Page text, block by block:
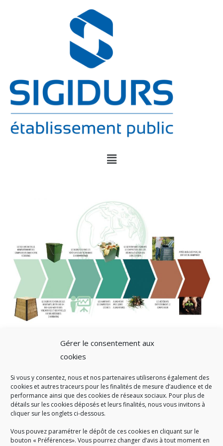
Gérer le consentement aux
cookies
Si vous y consentez, nous et nos partenaires utiliserons également des
cookies et autres traceurs pour les finalités de mesure d’audience et de
performance ainsi que des cookies de réseaux sociaux. Pour plus de
détails sur les cookies déposés et leurs finalités, nous vous invitons à
cliquer sur les onglets ci-dessous.
Vous pouvez paramétrer le dépôt de ces cookies en cliquant sur le
bouton « Préférences». Vous pourrez changer d’avis à tout moment en
A SAVOIR
Créé en 1978, le Sigidurs est un établissement public quiexerce
des missions de service public : la prévention, la collecte et la
territoire.